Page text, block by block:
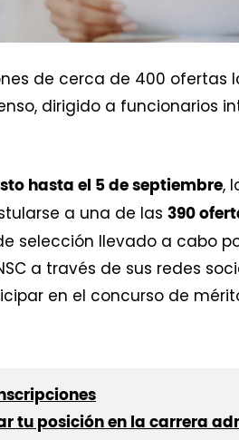
de cerca de 400 ofertas
dirigido a funcionarios
hasta el 5 de septiembre,
a una de las 390
selección llevado a cabo
a través de sus redes
en el concurso de
tu posición en la carrera